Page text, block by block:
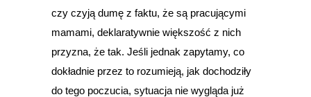
czy czyją dumę z faktu, że są pracującymi
mamami, deklaratywnie większość z nich
przyzna, że tak. Jeśli jednak zapytamy, co
dokładnie przez to rozumieją, jak dochodziły
do tego poczucia, sytuacja nie wygląda już